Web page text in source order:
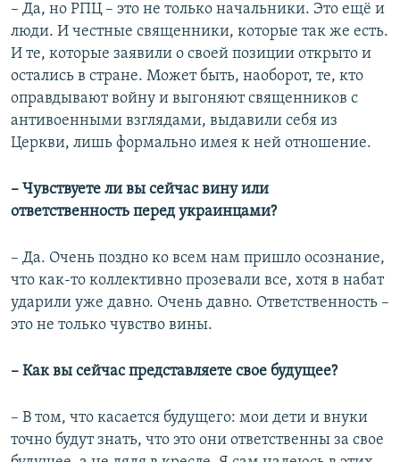
– Да, но РПЦ – это не только начальники. Это ещё и
люди. И честные священники, которые так же есть.
И те, которые заявили о своей позиции открыто и
остались в стране. Может быть, наоборот, те, кто
оправдывают войну и выгоняют священников с
антивоенными взглядами, выдавили себя из
Церкви, лишь формально имея к ней отношение.
– Чувствуете ли вы сейчас вину или
ответственность перед украинцами?
– Да. Очень поздно ко всем нам пришло осознание,
что как-то коллективно прозевали все, хотя в набат
ударили уже давно. Очень давно. Ответственность –
это не только чувство вины.
– Как вы сейчас представляете свое будущее?
– В том, что касается будущего: мои дети и внуки
точно будут знать, что это они ответственны за свое